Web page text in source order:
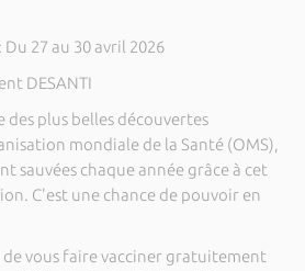
: Du 27 au 30 avril 2026
DESANTI
des plus belles découvertes
mondiale de la Santé (OMS),
sauvées chaque année grâce à cet
C'est une chance de pouvoir en
de vous faire vacciner gratuitement